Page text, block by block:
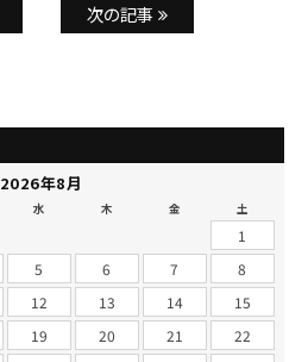
次の記事
2026年8月
水 木 金 土
1
5 6 7
8
12 13 14
15
19 20 21
22